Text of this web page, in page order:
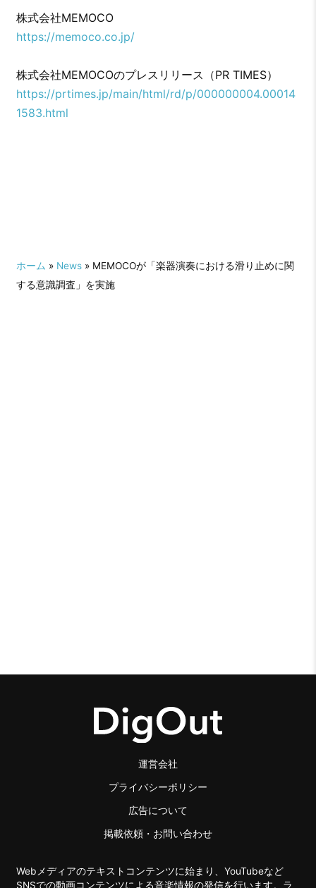
株式会社MEMOCO
https://memoco.co.jp/
株式会社MEMOCOのプレスリリース（PR TIMES）
https://prtimes.jp/main/html/rd/p/000000004.00014
1583.html
ホーム » News» MEMOCOが「楽器演奏における滑り止めに関
する意識調査」を実施
運営会社
プライバシーポリシー
広告について
掲載依頼・お問い合わせ
Webメディアのテキストコンテンツに始まり、YouTubeなど
SNSでの動画コンテンツによる音楽情報の発信を行います。ラ